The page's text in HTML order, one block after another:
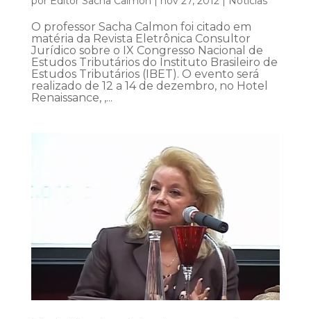
O professor Sacha Calmon foi citado em
matéria da Revista Eletrônica Consultor
Jurídico sobre o IX Congresso Nacional de
Estudos Tributários do Instituto Brasileiro de
Estudos Tributários (IBET). O evento será
realizado de 12 a 14 de dezembro, no Hotel
Renaissance, ,...